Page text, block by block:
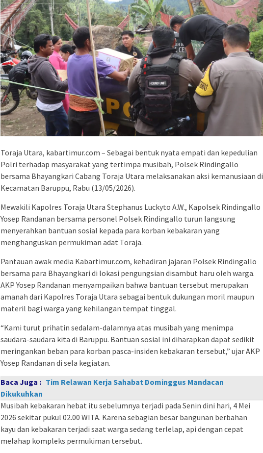
Toraja Utara, kabartimur.com – Sebagai bentuk nyata empati dan kepedulian
Polri terhadap masyarakat yang tertimpa musibah, Polsek Rindingallo
bersama Bhayangkari Cabang Toraja Utara melaksanakan aksi kemanusiaan di
Kecamatan Baruppu, Rabu (13/05/2026).
Mewakili Kapolres Toraja Utara Stephanus Luckyto A.W., Kapolsek Rindingallo
Yosep Randanan bersama personel Polsek Rindingallo turun langsung
menyerahkan bantuan sosial kepada para korban kebakaran yang
menghanguskan permukiman adat Toraja.
Pantauan awak media Kabartimur.com, kehadiran jajaran Polsek Rindingallo
bersama para Bhayangkari di lokasi pengungsian disambut haru oleh warga.
AKP Yosep Randanan menyampaikan bahwa bantuan tersebut merupakan
amanah dari Kapolres Toraja Utara sebagai bentuk dukungan moril maupun
materil bagi warga yang kehilangan tempat tinggal.
“Kami turut prihatin sedalam-dalamnya atas musibah yang menimpa
saudara-saudara kita di Baruppu. Bantuan sosial ini diharapkan dapat sedikit
meringankan beban para korban pasca-insiden kebakaran tersebut,” ujar AKP
Yosep Randanan di sela kegiatan.
Baca Juga : Tim Relawan Kerja Sahabat Dominggus Mandacan
Dikukuhkan
Musibah kebakaran hebat itu sebelumnya terjadi pada Senin dini hari, 4 Mei
2026 sekitar pukul 02.00 WITA. Karena sebagian besar bangunan berbahan
kayu dan kebakaran terjadi saat warga sedang terlelap, api dengan cepat
melahap kompleks permukiman tersebut.